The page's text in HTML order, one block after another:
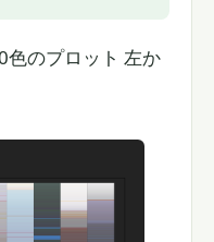
色のプロット 左か